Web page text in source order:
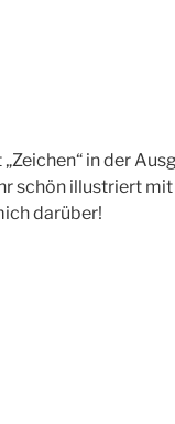
in der
schön illustriert
darüber!